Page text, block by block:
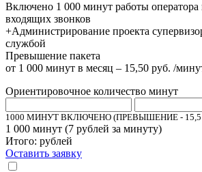
Включено 1 000 минут работы оператора
входящих звонков
+Администрирование проекта
службой
Превышение пакета
от 1 000 минут в месяц – 15,50 руб. /
Ориентировочное количество минут
1000 МИНУТ ВКЛЮЧЕНО (ПРЕВЫШЕНИЕ -
1 000 минут (7 рублей за минуту)
Итого: рублей
Оставить заявку